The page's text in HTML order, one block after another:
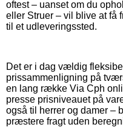
oftest – uanset om du
eller Struer – vil blive at få
til et udleveringssted.
Det er i dag vældig
prissammenligning på
en lang række Via Cph
presse prisniveauet på
også til herrer og damer –
præstere fragt uden